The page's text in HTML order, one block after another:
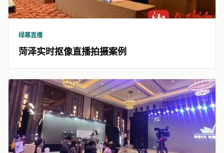
绿幕直播
菏泽实时抠像直播拍摄案例